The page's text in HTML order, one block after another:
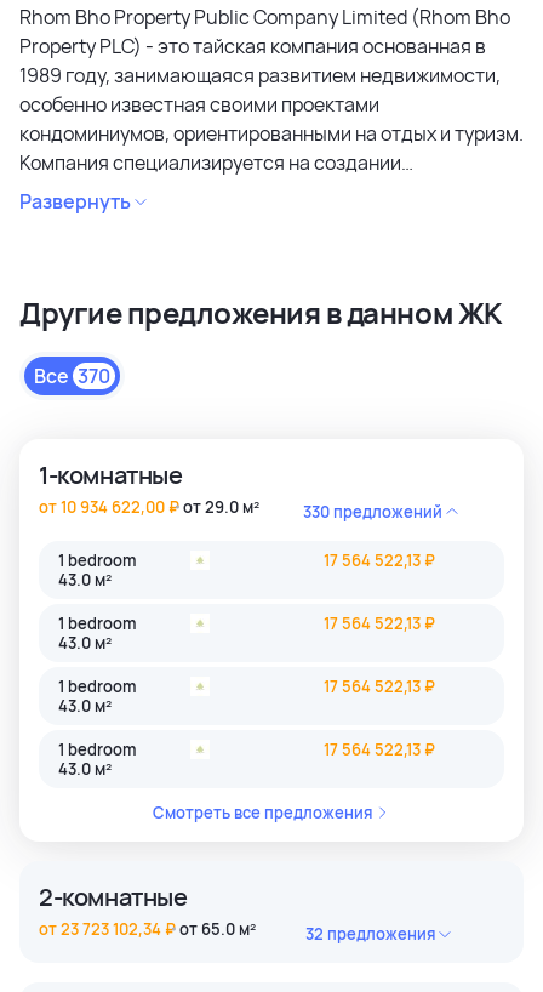
Rhom Bho Property Public Company Limited (Rhom Bho
Property PLC) - это тайская компания основанная в
1989 году, занимающаяся развитием недвижимости,
особенно известная своими проектами
кондоминиумов, ориентированными на отдых и туризм.
Компания специализируется на создании
кондоминиумов в привлекательных районах, уделяя
особое внимание дизайну, качеству строительства и
коммерческих объектах и жилой недвижимости
высокого качества в сегментах недвижимости
премиального и среднего класса. Среди районов
застройки как престижные комьюнити Бангкока, так и
Развернуть
Другие предложения в данном ЖК
Все 370
1-комнатные
от 29.0 м²
от 10 934 622,00 ₽ 330 предложений
1 bedroom
43.0 м²
17 564 522,13 ₽
1 bedroom
43.0 м²
17 564 522,13 ₽
1 bedroom
43.0 м²
17 564 522,13 ₽
1 bedroom
43.0 м²
17 564 522,13 ₽
Смотреть все предложения
2-комнатные
от 65.0 м²
от 23 723 102,34 ₽ 32 предложения